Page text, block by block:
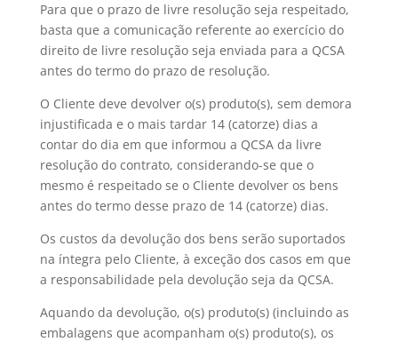
Para que o prazo de livre resolução seja respeitado,
basta que a comunicação referente ao exercício do
direito de livre resolução seja enviada para a QCSA
antes do termo do prazo de resolução.
O Cliente deve devolver o(s) produto(s), sem demora
injustificada e o mais tardar 14 (catorze) dias a
contar do dia em que informou a QCSA da livre
resolução do contrato, considerando-se que o
mesmo é respeitado se o Cliente devolver os bens
antes do termo desse prazo de 14 (catorze) dias.
Os custos da devolução dos bens serão suportados
na íntegra pelo Cliente, à exceção dos casos em que
a responsabilidade pela devolução seja da QCSA.
Aquando da devolução, o(s) produto(s) (incluindo as
embalagens que acompanham o(s) produto(s), os